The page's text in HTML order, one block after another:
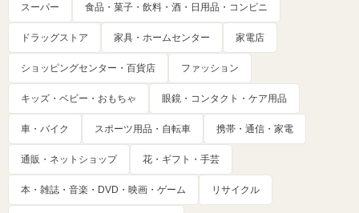
スーパー 食品・菓子・飲料・酒・日用品・コンビニ
ドラッグストア 家具・ホームセンター 家電店
ショッピングセンター・百貨店 ファッション
キッズ・ベビー・おもちゃ 眼鏡・コンタクト・ケア用品
車・バイク スポーツ用品・自転車 携帯・通信・家電
通販・ネットショップ 花・ギフト・手芸
本・雑誌・音楽・DVD・映画・ゲーム リサイクル